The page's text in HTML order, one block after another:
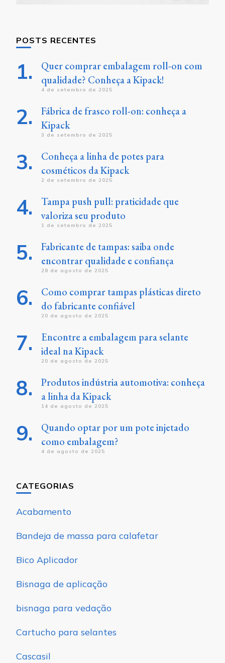
POSTS RECENTES
Quer comprar embalagem roll-on com
qualidade? Conheça a Kipack!
4 de setembro de 2025
Fábrica de frasco roll-on: conheça a
Kipack
3 de setembro de 2025
Conheça a linha de potes para
cosméticos da Kipack
2 de setembro de 2025
Tampa push pull: praticidade que
valoriza seu produto
1 de setembro de 2025
Fabricante de tampas: saiba onde
encontrar qualidade e confiança
28 de agosto de 2025
Como comprar tampas plásticas direto
do fabricante confiável
20 de agosto de 2025
Encontre a embalagem para selante
ideal na Kipack
20 de agosto de 2025
Produtos indústria automotiva: conheça
a linha da Kipack
14 de agosto de 2025
Quando optar por um pote injetado
como embalagem?
4 de agosto de 2025
CATEGORIAS
Acabamento
Bandeja de massa para calafetar
Bico Aplicador
Bisnaga de aplicação
bisnaga para vedação
Cartucho para selantes
Cascasil